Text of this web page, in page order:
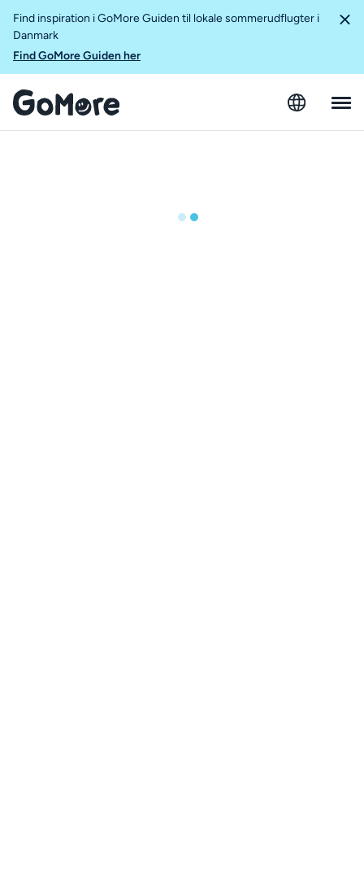
Find inspiration i GoMore Guiden til lokale sommerudflugter i
Danmark
Find GoMore Guiden her